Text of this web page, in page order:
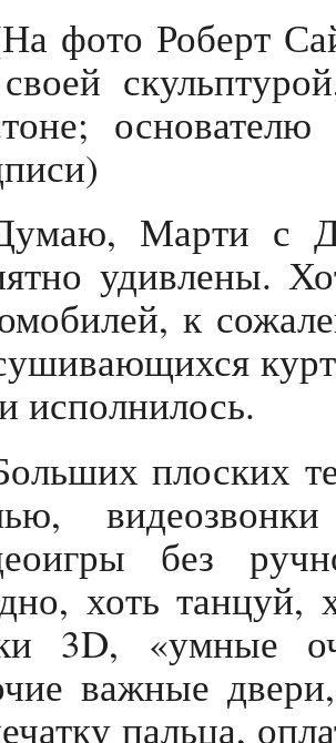
фото Роберт
Марти с
удивлены.
к
исполнилось.
плоских
без
хоть
3D, «умные
важные
пальца,